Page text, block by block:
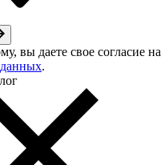
вы даете свое согласие на
.